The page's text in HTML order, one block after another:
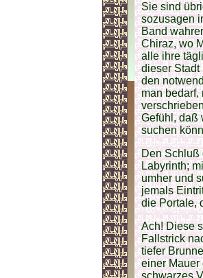
Sie sind
sozusagen
Band
Chiraz, wo
alle ihre
dieser Stadt
den
man bedarf,
Gefühl, daß
suchen
Den Schluß
Labyrinth;
umher und
jemals
die Portale,
Ach! Diese
Fallstrick
tiefer
einer